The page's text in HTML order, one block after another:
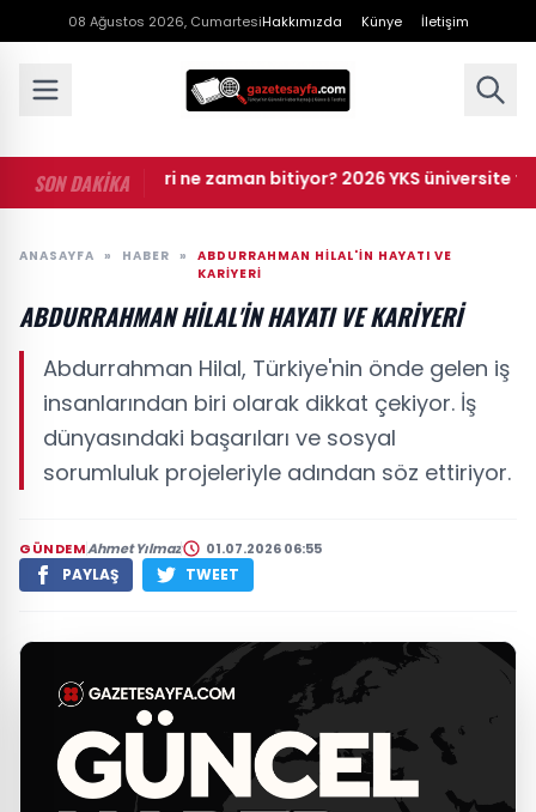
08 Ağustos 2026, CumartesiHakkımızda Künye İletişim
SON DAKİKA
• YKS tercihleri ne zaman bitiyor? 2026 YKS üniversite
ANASAYFA » HABER »
ABDURRAHMAN HILAL'IN HAYATI VE
KARIYERI
ABDURRAHMAN HILAL'IN HAYATI VE KARIYERI
Abdurrahman Hilal, Türkiye'nin önde gelen iş
insanlarından biri olarak dikkat çekiyor. İş
dünyasındaki başarıları ve sosyal
sorumluluk projeleriyle adından söz ettiriyor.
GÜNDEMAhmet Yılmaz 01.07.2026 06:55
PAYLAŞ TWEET